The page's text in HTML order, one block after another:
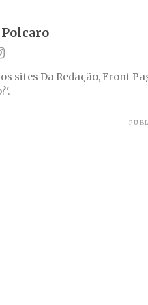
sites Da Redação, Front